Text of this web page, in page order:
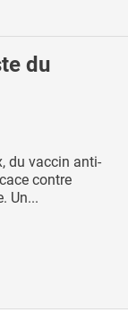
du
du vaccin anti-
contre
Un...